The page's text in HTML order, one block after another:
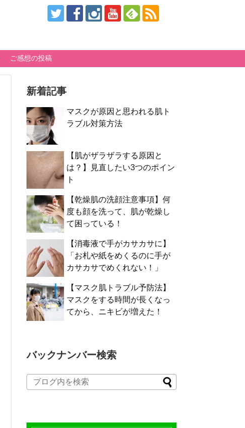
ご感想の投稿
新着記事
マスクが原因と思われる肌ト
ラブル対策方法
【肌がザラザラする原因と
は？】見直したい3つのポイン
ト
【乾燥肌の洗顔注意事項】何
度も顔を洗って、肌が乾燥し
て困っている！
【消毒液で手がカサカサに】
「お札や紙をめくるのに手が
カサカサでめくれない！」
【マスク肌トラブル予防法】
マスクをする時間が長くなっ
てから、ニキビが増えた！
バックナンバー検索